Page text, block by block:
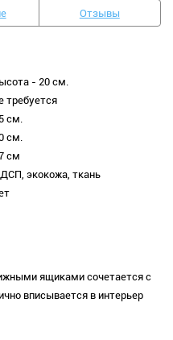
Отзывы
- 20 см.
требуется
см.
см.
см
экокожа, ткань
ящиками сочетается с
вписывается в интерьер